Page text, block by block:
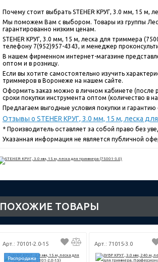
Почему стоит выбрать STEHER КРУГ, 3.0 мм, 15 м,
Мы поможем Вам с выбором. Товары из группы
гарантированно низким ценам.
STEHER КРУГ, 3.0 мм, 15 м, леска для триммера
телефону 7(952)957-4343, и менеджер
В нашем фирменном интернет-магазине
оптом и в розницу.
Если вы хотите самостоятельно изучить
триммеров в Воронеже на нашем сайте.
Оформить заказ можно в личном кабинете (после
сроки покупки инструмента оптом (количество в
Предлагаем выгодные условия покупки и
Отзывы о STEHER КРУГ, 3.0 мм, 15 м, леска
* Производитель оставляет за собой право без
Указанная информация не является публичной
ПОХОЖИЕ ТОВАРЫ
Арт.: 70101-2.0-15
Распродажа
Арт.: 71015-3.0